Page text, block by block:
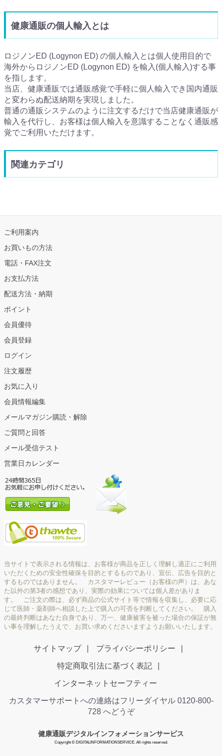
健康通販の個人輸入とは
ロジノンED (Logynon ED) の個人輸入とは個人使用目的で
海外からロジノンED (Logynon ED) を輸入(個人輸入)する事
を指します。
当店、健康通販では通販感覚で手軽に個人輸入でき国内通販
と変わらぬ配送納期を実現しました。
普通の通販システムのように注文するだけで当店健康通販が
輸入を代行し、お客様は個人輸入を意識することなく通販感
覚でご利用いただけます。
関連カテゴリ
ご利用案内
お買いもの方法
電話・FAX注文
お支払方法
配送方法・納期
ポイント
会員優待
会員登録
ログイン
注文履歴
お気に入り
会員情報編集
メールマガジン購読・解除
ご質問と回答
メール受信テスト
営業日カレンダー
当サイトで表示される情報は、お客様が商品を正しく理解し適正にご利用
いただくための安全性確保を目的とするものであり、宣伝、広告を目的と
するものではありません。 カスタマーレビュー（お客様の声）は、あな
た以外の第3者の感想であり、実際の効果については個人差がありま
す。 ご注文の際は、必ず商品の公式サイト等で情報を収集し、必要に応
じて医師・薬剤師へ相談した上で購入の可否を判断してください。 購入
の最終判断はあなた自身であり、万一、健康被害を被った場合の保証が無
い事を理解したうえで、お買い求めくださいますようお願いいたします。
サイトマップ プライバシーポリシー
特定商取引法に基づく表記
インターネットセーフティー
カスタマーサポートへの連絡はフリーダイヤル 0120-800-
728 へどうぞ
健康通販デジタルインフォメーションサービス
Copyright © DIGITALINFORMATIONSERVICE. All rights reserved.